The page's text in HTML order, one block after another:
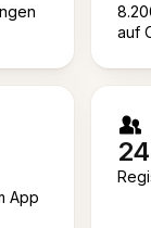
auf
App